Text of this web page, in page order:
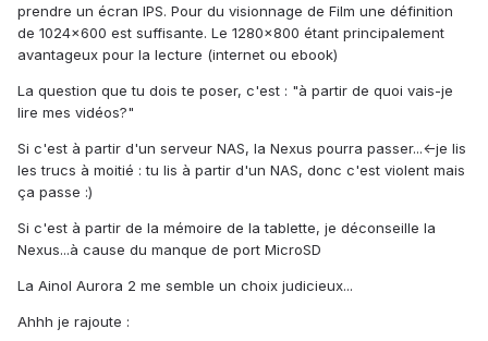
prendre un écran IPS. Pour du visionnage de Film une définition
de 1024x600 est suffisante. Le 1280x800 étant principalement
avantageux pour la lecture (internet ou ebook)
La question que tu dois te poser, c'est : "à partir de quoi vais-je
lire mes vidéos?"
Si c'est à partir d'un serveur NAS, la Nexus pourra passer...<-je lis
les trucs à moitié : tu lis à partir d'un NAS, donc c'est violent mais
ça passe :)
Si c'est à partir de la mémoire de la tablette, je déconseille la
Nexus...à cause du manque de port MicroSD
La Ainol Aurora 2 me semble un choix judicieux...
Ahhh je rajoute :